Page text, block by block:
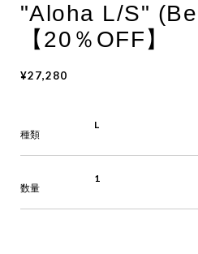
"Aloha L/S"
【20％OFF】
¥27,280
種類
数量